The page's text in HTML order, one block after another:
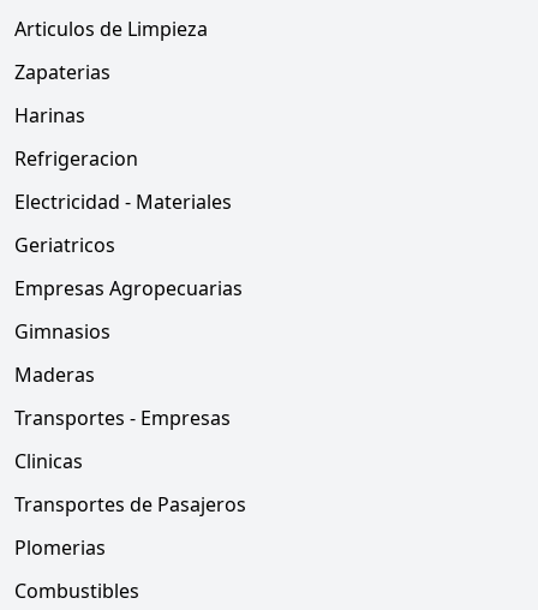
Articulos de Limpieza
Zapaterias
Harinas
Refrigeracion
Electricidad - Materiales
Geriatricos
Empresas Agropecuarias
Gimnasios
Maderas
Transportes - Empresas
Clinicas
Transportes de Pasajeros
Plomerias
Combustibles